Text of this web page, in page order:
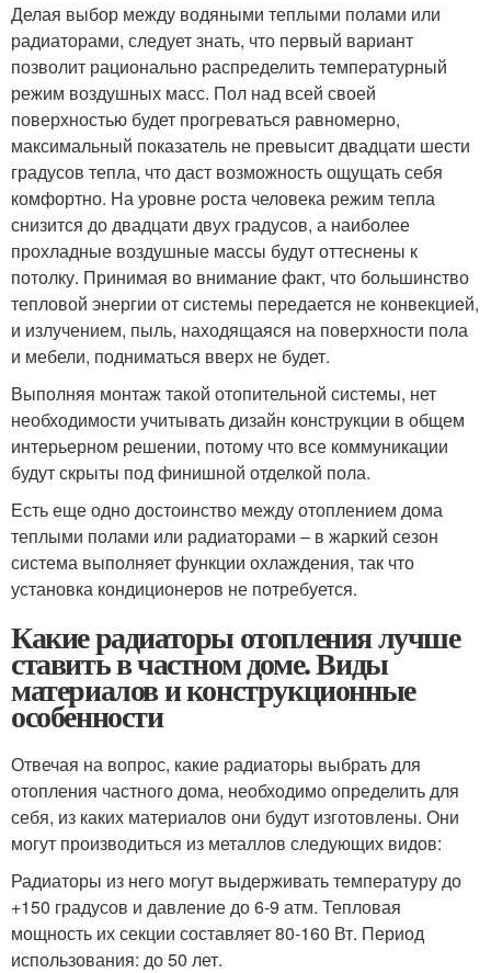
Делая выбор между водяными теплыми полами или
радиаторами, следует знать, что первый вариант
позволит рационально распределить температурный
режим воздушных масс. Пол над всей своей
поверхностью будет прогреваться равномерно,
максимальный показатель не превысит двадцати шести
градусов тепла, что даст возможность ощущать себя
комфортно. На уровне роста человека режим тепла
снизится до двадцати двух градусов, а наиболее
прохладные воздушные массы будут оттеснены к
потолку. Принимая во внимание факт, что большинство
тепловой энергии от системы передается не конвекцией,
и излучением, пыль, находящаяся на поверхности пола
и мебели, подниматься вверх не будет.
Выполняя монтаж такой отопительной системы, нет
необходимости учитывать дизайн конструкции в общем
интерьерном решении, потому что все коммуникации
будут скрыты под финишной отделкой пола.
Есть еще одно достоинство между отоплением дома
теплыми полами или радиаторами – в жаркий сезон
система выполняет функции охлаждения, так что
установка кондиционеров не потребуется.
Какие радиаторы отопления лучше
ставить в частном доме. Виды
материалов и конструкционные
особенности
Отвечая на вопрос, какие радиаторы выбрать для
отопления частного дома, необходимо определить для
себя, из каких материалов они будут изготовлены. Они
могут производиться из металлов следующих видов:
Радиаторы из него могут выдерживать температуру до
+150 градусов и давление до 6-9 атм. Тепловая
мощность их секции составляет 80-160 Вт. Период
использования: до 50 лет.